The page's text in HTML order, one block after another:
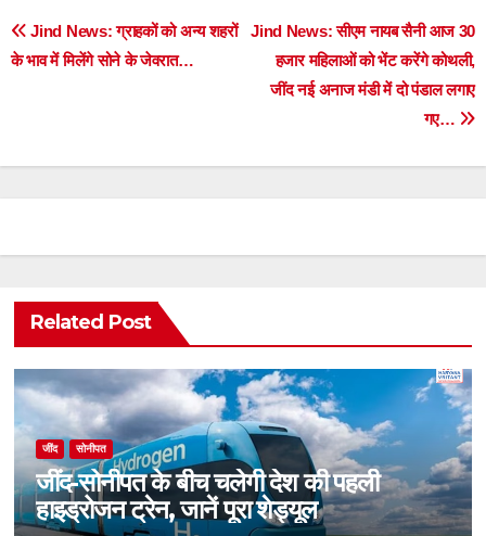
Post
navigation
Jind News: सीएम नायब सैनी आज 30
हजार महिलाओं को भेंट करेंगे कोथली,
जींद नई अनाज मंडी में दो पंडाल लगाए
गए…
Jind News: ग्राहकों को अन्य शहरों
के भाव में मिलेंगे सोने के जेवरात…
Related Post
जींद सोनीपत
जींद-सोनीपत के बीच चलेगी देश की पहली
हाइड्रोजन ट्रेन, जानें पूरा शेड्यूल